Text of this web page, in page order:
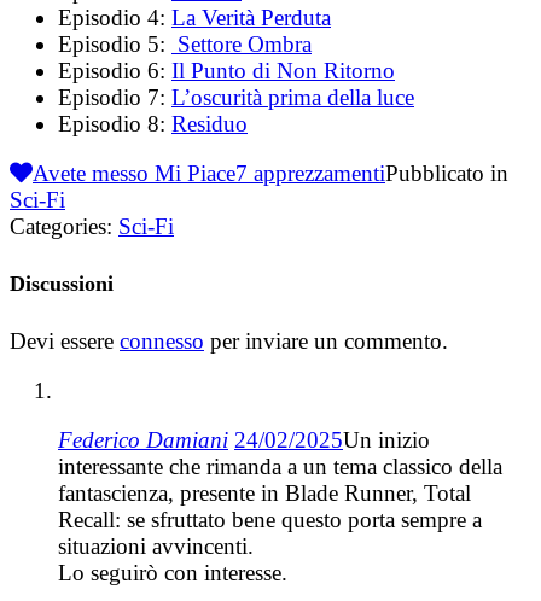
Episodio 4: La Verità Perduta
Episodio 5: Settore Ombra
Episodio 6: Il Punto di Non Ritorno
Episodio 7: L’oscurità prima della luce
Episodio 8: Residuo
Avete messo Mi Piace7 apprezzamentiPubblicato in
Sci-Fi
Categories: Sci-Fi
Discussioni
Devi essere connesso per inviare un commento.
Federico Damiani 24/02/2025Un inizio
interessante che rimanda a un tema classico della
fantascienza, presente in Blade Runner, Total
Recall: se sfruttato bene questo porta sempre a
situazioni avvincenti.
Lo seguirò con interesse.